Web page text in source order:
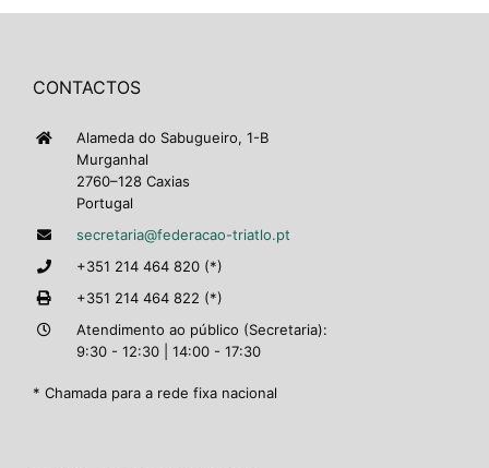
CONTACTOS
Alameda do Sabugueiro, 1-B
Murganhal
2760–128 Caxias
Portugal
secretaria@federacao-triatlo.pt
+351 214 464 820 (*)
+351 214 464 822 (*)
Atendimento ao público (Secretaria):
9:30 - 12:30 | 14:00 - 17:30
* Chamada para a rede fixa nacional